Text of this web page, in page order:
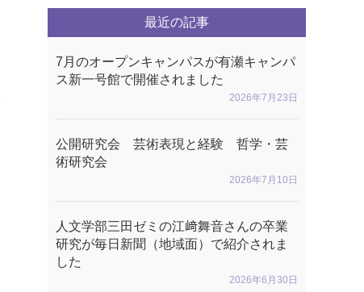
最近の記事
2026年7月23日
7月のオープンキャンパスが有瀬キャンパ
ス新一号館で開催されました
2026年7月10日
公開研究会 芸術表現と経験 哲学・芸
術研究会
2026年6月30日
人文学部三田ゼミの江﨑舞音さんの卒業
研究が毎日新聞（地域面）で紹介されま
した